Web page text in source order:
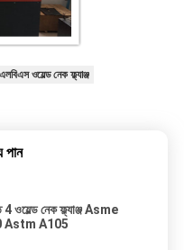
ওয়েল্ড নেক ফ্ল্যাঞ্জ
পান
4 ওয়েল্ড নেক ফ্ল্যাঞ্জ Asme
Astm A105